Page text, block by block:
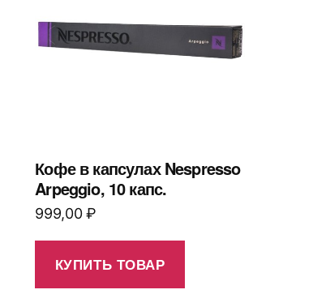
Кофе в капсулах Nespresso
Arpeggio, 10 капс.
999,00₽
КУПИТЬ ТОВАР